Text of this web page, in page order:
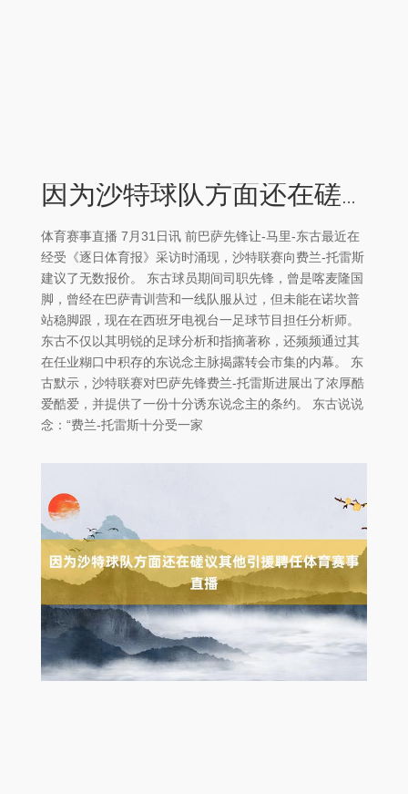
因为沙特球队方面还在磋议其他引援聘任体育赛事直播
体育赛事直播 7月31日讯 前巴萨先锋让-马里-东古最近在
经受《逐日体育报》采访时涌现，沙特联赛向费兰-托雷斯
建议了无数报价。 东古球员期间司职先锋，曾是喀麦隆国
脚，曾经在巴萨青训营和一线队服从过，但未能在诺坎普
站稳脚跟，现在在西班牙电视台一足球节目担任分析师。
东古不仅以其明锐的足球分析和指摘著称，还频频通过其
在任业糊口中积存的东说念主脉揭露转会市集的内幕。 东
古默示，沙特联赛对巴萨先锋费兰-托雷斯进展出了浓厚酷
爱酷爱，并提供了一份十分诱东说念主的条约。 东古说说
念：“费兰-托雷斯十分受一家